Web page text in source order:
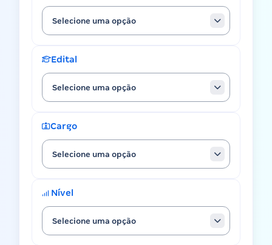
Selecione uma opção
Edital
Selecione uma opção
Cargo
Selecione uma opção
Nível
Selecione uma opção